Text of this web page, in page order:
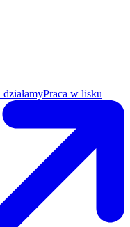
Praca w lisku